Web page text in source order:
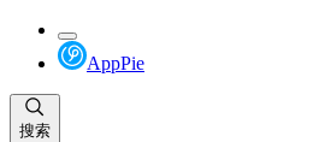
AppPie
搜索